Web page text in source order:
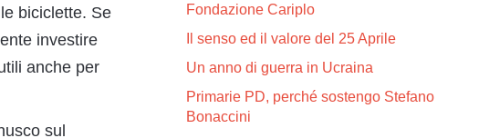
biciclette. Se
investire
anche per
sul
Fondazione Cariplo
Il senso ed il valore del 25 Aprile
Un anno di guerra in Ucraina
Primarie PD, perché sostengo Stefano
Bonaccini